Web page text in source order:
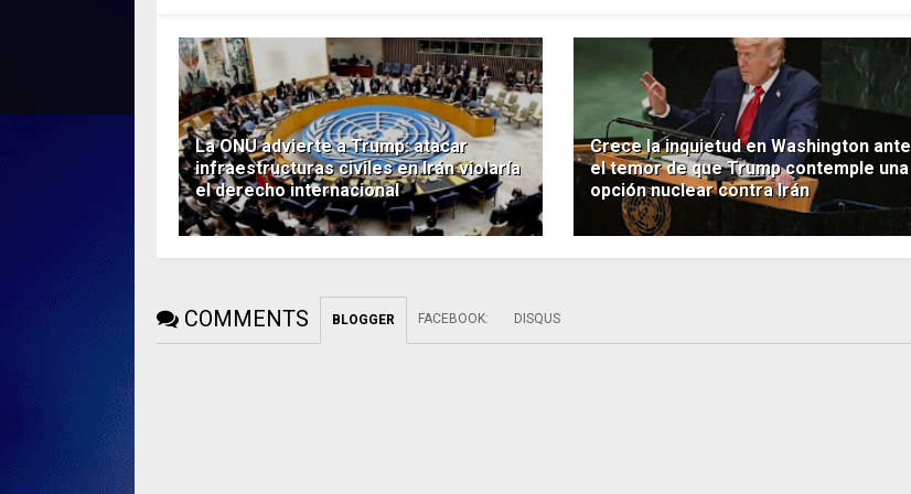
La ONU advierte a Trump: atacar
infraestructuras civiles en Irán violaría
el derecho internacional
Crece la inquietud en Washington ante
el temor de que Trump contemple una
opción nuclear contra Irán
COMMENTS BLOGGER FACEBOOK: DISQUS